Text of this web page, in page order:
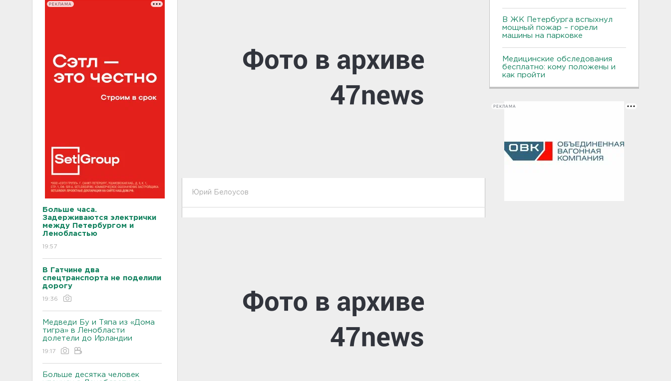
РЕКЛАМА
Больше часа.
Задерживаются электрички
между Петербургом и
Ленобластью
19:57
В Гатчине два
спецтранспорта не поделили
дорогу
19:36
Медведи Бу и Тяпа из «Дома
тигра» в Ленобласти
долетели до Ирландии
19:17
Больше десятка человек
Юрий Белоусов
В ЖК Петербурга вспыхнул
мощный пожар – горели
машины на парковке
Медицинские обследования
бесплатно: кому положены и
как пройти
РЕКЛАМА